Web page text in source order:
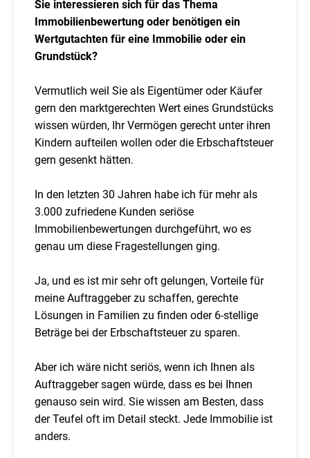
Sie interessieren sich für das Thema
Immobilienbewertung oder benötigen ein
Wertgutachten für eine Immobilie oder ein
Grundstück?
Vermutlich weil Sie als Eigentümer oder Käufer
gern den marktgerechten Wert eines Grundstücks
wissen würden, Ihr Vermögen gerecht unter ihren
Kindern aufteilen wollen oder die Erbschaftsteuer
gern gesenkt hätten.
In den letzten 30 Jahren habe ich für mehr als
3.000 zufriedene Kunden seriöse
Immobilienbewertungen durchgeführt, wo es
genau um diese Fragestellungen ging.
Ja, und es ist mir sehr oft gelungen, Vorteile für
meine Auftraggeber zu schaffen, gerechte
Lösungen in Familien zu finden oder 6-stellige
Beträge bei der Erbschaftsteuer zu sparen.
Aber ich wäre nicht seriös, wenn ich Ihnen als
Auftraggeber sagen würde, dass es bei Ihnen
genauso sein wird. Sie wissen am Besten, dass
der Teufel oft im Detail steckt. Jede Immobilie ist
anders.